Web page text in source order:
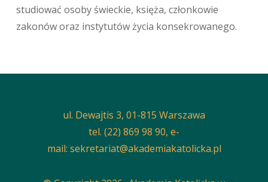
studiować osoby świeckie, księża, członkowie
zakonów oraz instytutów życia konsekrowanego.
ul. Dewajtis 3, 01-815 Warszawa
tel. (22) 869 98 90, e-
mail: sekretariat@akademiakatolicka.pl